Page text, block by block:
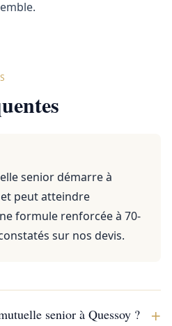
senior démarre à
peut atteindre
formule renforcée à 70-
sur nos devis.
senior à Quessoy ? +